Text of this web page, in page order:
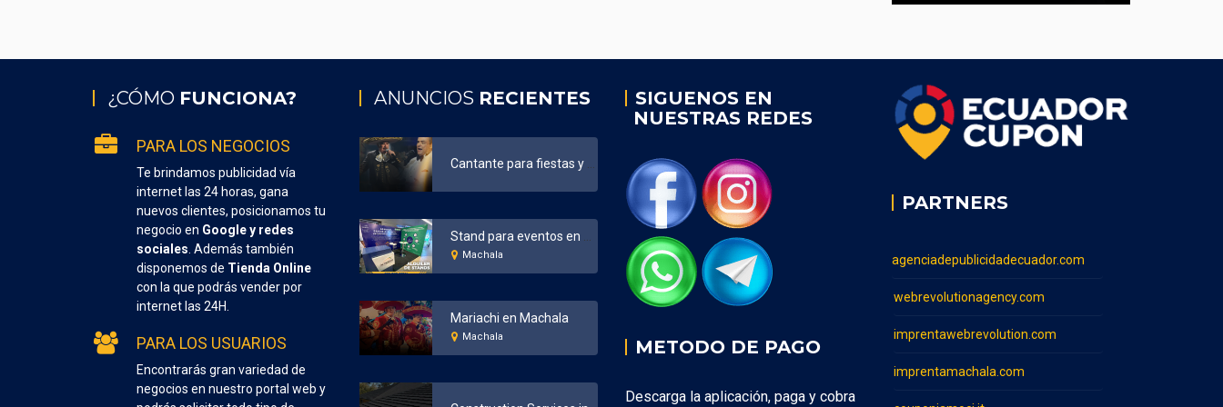
¿CÓMO FUNCIONA?
PARA LOS NEGOCIOS
Te brindamos publicidad vía
internet las 24 horas, gana
nuevos clientes, posicionamos tu
negocio en Google y redes
sociales . Además también
disponemos de Tienda Online
con la que podrás vender por
internet las 24H.
PARA LOS USUARIOS
Encontrarás gran variedad de
negocios en nuestro portal web y
ANUNCIOS RECIENTES
Machala
Mariachi en Machala
Machala
SIGUENOS EN
NUESTRAS REDES
METODO DE PAGO
Descarga la aplicación, paga y cobra
PARTNERS
agenciadepublicidadecuador.com
webrevolutionagency.com
imprentawebrevolution.com
imprentamachala.com